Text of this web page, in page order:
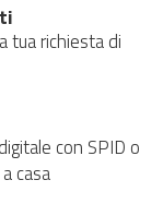
tua richiesta di
con SPID o
casa